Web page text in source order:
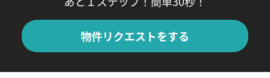
物件リクエストをする